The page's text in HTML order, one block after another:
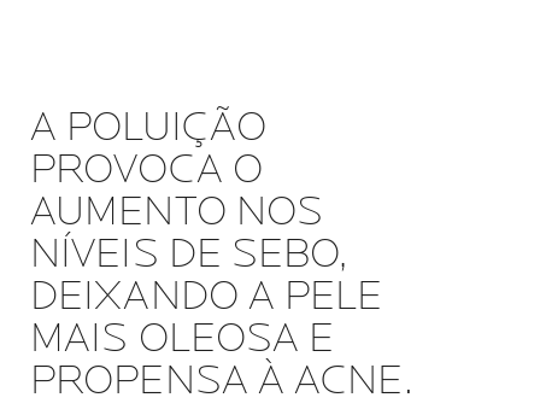
A POLUIÇÃO
PROVOCA O
AUMENTO NOS
NÍVEIS DE SEBO,
DEIXANDO A PELE
MAIS OLEOSA E
PROPENSA À ACNE.